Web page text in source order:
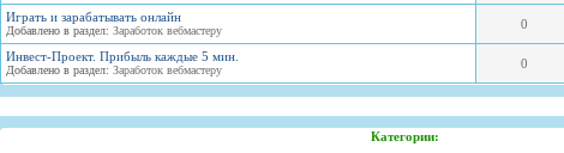
Играть и зарабатывать онлайн
Добавлено в раздел: Заработок вебмастеру 0
Инвест-Проект. Прибыль каждые 5 мин.
Добавлено в раздел: Заработок вебмастеру 0
Категории: